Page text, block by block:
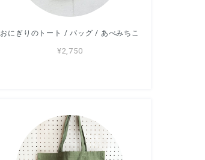
おにぎりのトート / バッグ / あべみちこ
¥2,750